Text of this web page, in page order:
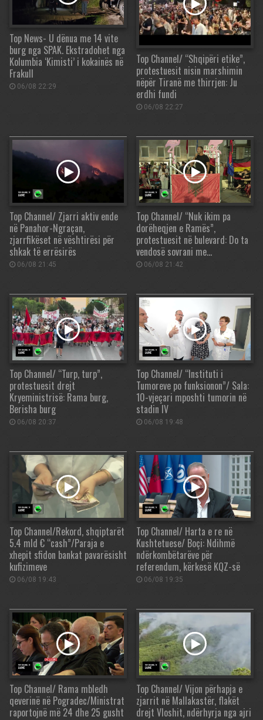
Top News- U dënua me 14 vite
burg nga SPAK. Ekstradohet nga
Kolumbia ‘Kimisti’ i kokainës në
Frakull
06/08 22:29
Top Channel/ “Shqipëri etike”,
protestuesit nisin marshimin
nëpër Tiranë me thirrjen: Ju
erdhi fundi
06/08 22:27
Top Channel/ Zjarri aktiv ende
në Panahor-Ngraçan,
zjarrfikëset në vështirësi për
shkak të errësirës
06/08 21:45
Top Channel/ “Nuk ikim pa
dorëheqjen e Ramës”,
protestuesit në bulevard: Do ta
vendosë sovrani me…
06/08 21:42
Top Channel/ “Turp, turp”,
protestuesit drejt
Kryeministrisë: Rama burg,
Berisha burg
06/08 20:37
Top Channel/ “Instituti i
Tumoreve po funksionon”/ Sala:
10-vjeçari mposhti tumorin në
stadin IV
06/08 19:48
Top Channel/Rekord, shqiptarët
5.4 mld € “cash”/Paraja e
xhepit sfidon bankat pavarësisht
kufizimeve
06/08 19:43
Top Channel/ Harta e re në
Kushtetuese/ Boçi: Ndihmë
ndërkombëtarëve për
referendum, kërkesë KQZ-së
06/08 19:35
Top Channel/ Rama mbledh
qeverinë në Pogradec/Ministrat
raportojnë më 24 dhe 25 gusht
Top Channel/ Vijon përhapja e
zjarrit në Mallakastër, flakët
drejt Vloshit, ndërhyrja nga ajri